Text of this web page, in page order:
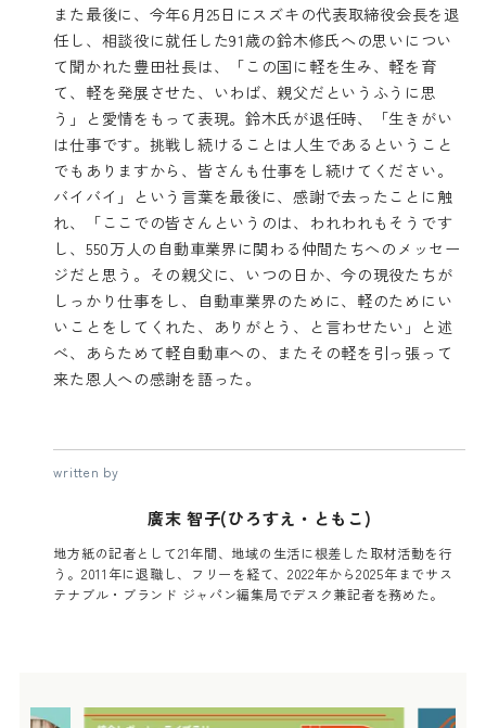
また最後に、今年6月25日にスズキの代表取締役会長を退
任し、相談役に就任した91歳の鈴木修氏への思いについ
て聞かれた豊田社長は、「この国に軽を生み、軽を育
て、軽を発展させた、いわば、親父だというふうに思
う」と愛情をもって表現。鈴木氏が退任時、「生きがい
は仕事です。挑戦し続けることは人生であるということ
でもありますから、皆さんも仕事をし続けてください。
バイバイ」という言葉を最後に、感謝で去ったことに触
れ、「ここでの皆さんというのは、われわれもそうです
し、550万人の自動車業界に関わる仲間たちへのメッセー
ジだと思う。その親父に、いつの日か、今の現役たちが
しっかり仕事をし、自動車業界のために、軽のためにい
いことをしてくれた、ありがとう、と言わせたい」と述
べ、あらためて軽自動車への、またその軽を引っ張って
来た恩人への感謝を語った。
written by
廣末 智子(ひろすえ・ともこ)
地方紙の記者として21年間、地域の生活に根差した取材活動を行
う。2011年に退職し、フリーを経て、2022年から2025年までサス
テナブル・ブランド ジャパン編集局でデスク兼記者を務めた。